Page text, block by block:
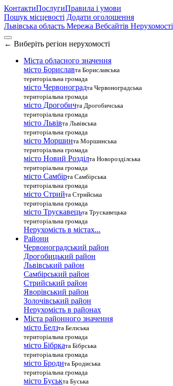
КонтактиПослугиПравила і умови
Пошук місцевості Додати оголошення
Львівська область Мережа Вебсайтів Нерухомості
← Виберіть регіон нерухомості
Міста обласного значення
місто Бориславта Бориславська
територіальна громада
місто Червоноградта Червоноградська
територіальна громада
місто Дрогобичта Дрогобичська
територіальна громада
місто Львівта Львівська
територіальна громада
місто Моршинта Моршинська
територіальна громада
місто Новий Розділта Новорозділська
територіальна громада
місто Самбірта Самбірська
територіальна громада
місто Стрийта Стрийська
територіальна громада
місто Трускавецьта Трускавецька
територіальна громада
Нерухомість в містах...
Райони
Червоноградський район
Дрогобицький район
Львівський район
Самбірський район
Стрийський район
Яворівський район
Золочівський район
Нерухомість в районах
Міста районного значення
місто Белзта Белзська
територіальна громада
місто Бібрката Бібрська
територіальна громада
місто Бродита Бродиська
територіальна громада
місто Буськта Буська